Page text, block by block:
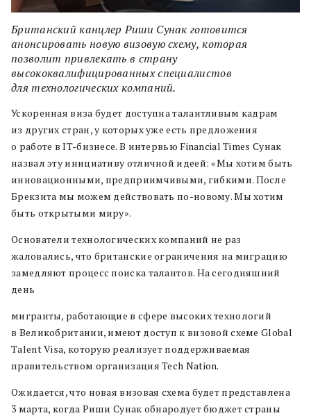
Британский канцлер Риши Сунак готовится
анонсировать новую визовую схему, которая
позволит привлекать в страну
высококвалифицированных специалистов
для технологических компаний.
Ускоренная виза будет доступна талантливым кадрам
из других стран, у которых уже есть предложения
о работе в IT-бизнесе. В интервью Financial Times Сунак
назвал эту инициативу отличной идеей: «Мы хотим быть
инновационными, предприимчивыми, гибкими. После
Брекзита мы можем действовать по-новому. Мы хотим
быть открытыми миру».
Основатели технологических компаний не раз
жаловались, что британские ограничения на миграцию
замедляют процесс поиска талантов. На сегодняшний
день
мигранты, работающие в сфере высоких технологий
в Великобритании, имеют доступ к визовой схеме Global
Talent Visa, которую реализует поддерживаемая
правительством организация Tech Nation.
Ожидается, что новая визовая схема будет представлена
3 марта, когда Риши Сунак обнародует бюджет страны